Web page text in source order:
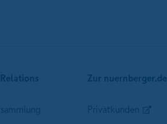
Zur nuernberger.de
Privatkunden